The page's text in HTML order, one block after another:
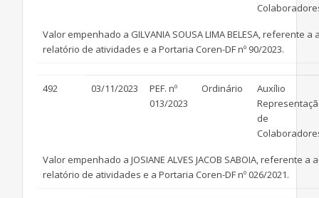
Valor empenhado a GILVANIA SOUSA LIMA BELESA, referente
relatório de atividades e a Portaria Coren-DF nº 90/2023.
492 03/11/2023
PEF. nº
013/2023
Ordinário
Auxílio
de
Valor empenhado a JOSIANE ALVES JACOB SABOIA, referente
relatório de atividades e a Portaria Coren-DF nº 026/2021.